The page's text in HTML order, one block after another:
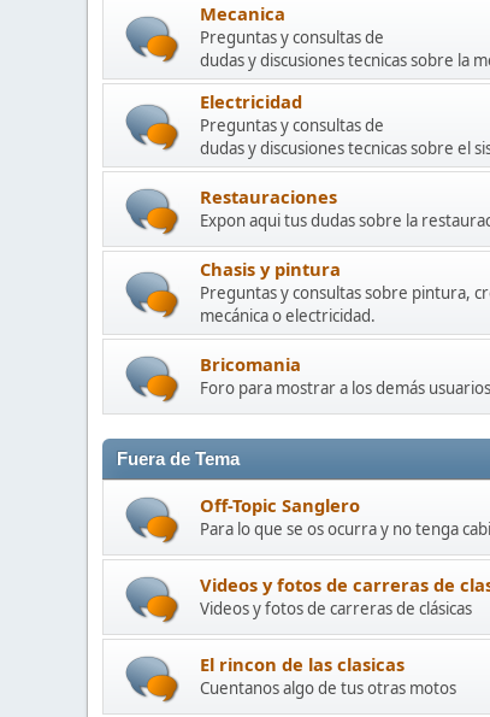
Mecanica
Preguntas y consultas de
dudas y discusiones tecnicas sobre la
Electricidad
Preguntas y consultas de
dudas y discusiones tecnicas sobre el
Restauraciones
Expon aqui tus dudas sobre la
Chasis y pintura
Preguntas y consultas sobre pintura,
mecánica o electricidad.
Bricomania
Foro para mostrar a los demás
Fuera de Tema
Off-Topic Sanglero
Para lo que se os ocurra y no tenga
Videos y fotos de carreras de
Videos y fotos de carreras de clásicas
El rincon de las clasicas
Cuentanos algo de tus otras motos